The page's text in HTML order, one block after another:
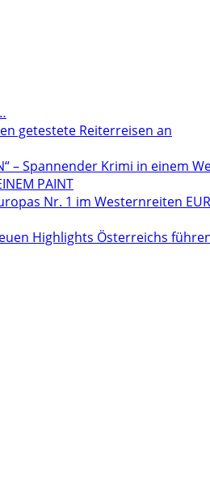
getestete Reiterreisen an
– Spannender Krimi in einem
PAINT
Nr. 1 im Westernreiten
Highlights Österreichs